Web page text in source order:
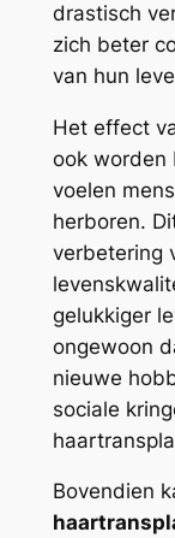
drastisch
zich beter
van hun
Het effect
ook worden
voelen
herboren.
verbetering
gelukkiger
ongewoon
nieuwe
sociale
Bovendien